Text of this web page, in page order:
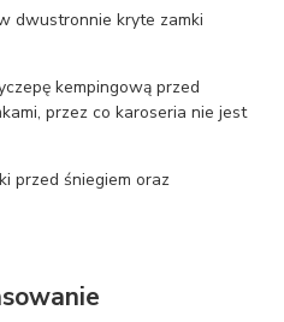
dwustronnie kryte zamki
kempingową przed
przez co karoseria nie jest
przed śniegiem oraz